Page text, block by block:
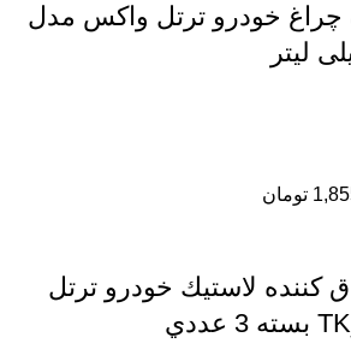
چراغ خودرو ترتل واکس مدل
تومان
كننده لاستيك خودرو ترتل